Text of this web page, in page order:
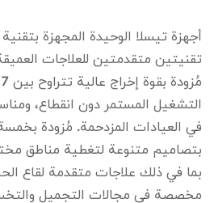
أجهزة تيسلا الوحيدة المجهزة
تقنيتين متقدمتين للعلاجات
التشغيل المستمر دون انقطاع،
في العيادات المزدحمة. مُزودة
بتصاميم متنوعة لتغطية مناطق
بما في ذلك علاجات متقدمة لقاع
مخصصة في مجالات التجميل